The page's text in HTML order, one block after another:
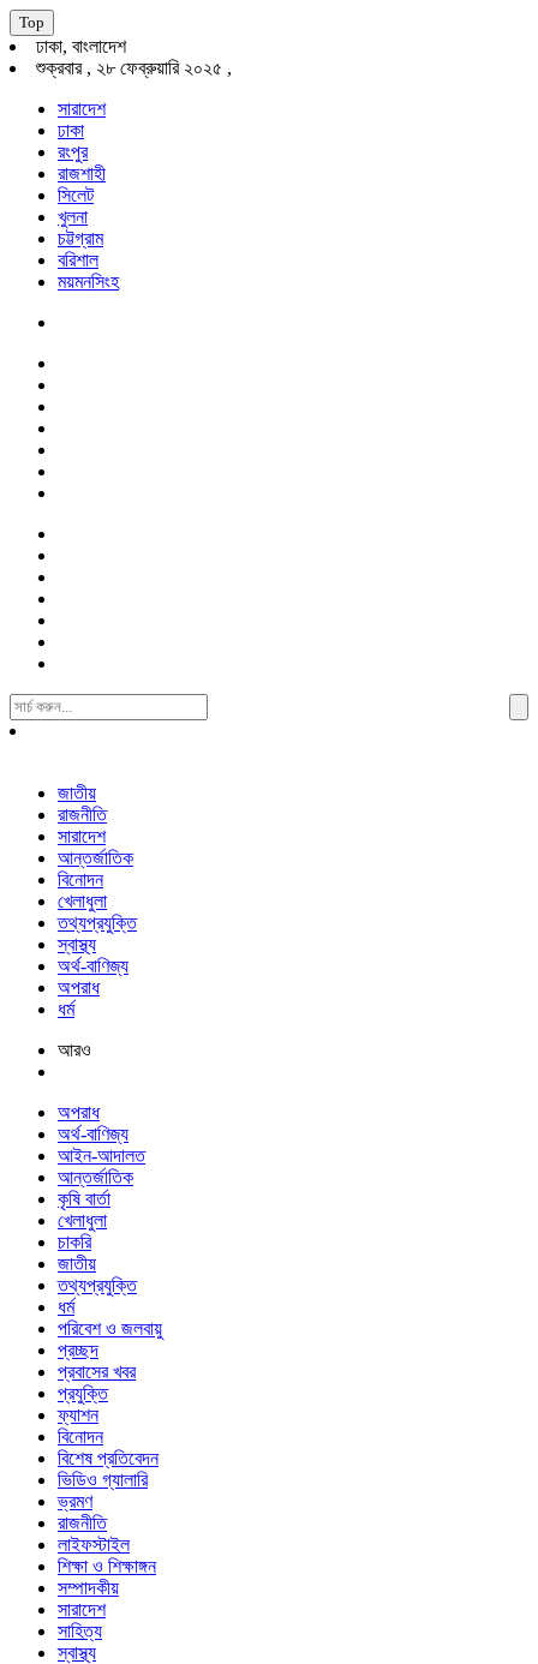
Top
ঢাকা, বাংলাদেশ
শুক্রবার , ২৮ ফেব্রুয়ারি ২০২৫ ,
সারাদেশ
ঢাকা
রংপুর
রাজশাহী
সিলেট
খুলনা
চট্টগ্রাম
বরিশাল
ময়মনসিংহ
Search
For:
জাতীয়
রাজনীতি
সারাদেশ
আন্তর্জাতিক
বিনোদন
খেলাধুলা
তথ্যপ্রযুক্তি
স্বাস্থ্য
অর্থ-বাণিজ্য
অপরাধ
ধর্ম
আরও
অপরাধ
অর্থ-বাণিজ্য
আইন-আদালত
আন্তর্জাতিক
কৃষি বার্তা
খেলাধুলা
চাকরি
জাতীয়
তথ্যপ্রযুক্তি
ধর্ম
পরিবেশ ও জলবায়ু
প্রচ্ছদ
প্রবাসের খবর
প্রযুক্তি
ফ্যাশন
বিনোদন
বিশেষ প্রতিবেদন
ভিডিও গ্যালারি
ভ্রমণ
রাজনীতি
লাইফস্টাইল
শিক্ষা ও শিক্ষাঙ্গন
সম্পাদকীয়
সারাদেশ
সাহিত্য
স্বাস্থ্য